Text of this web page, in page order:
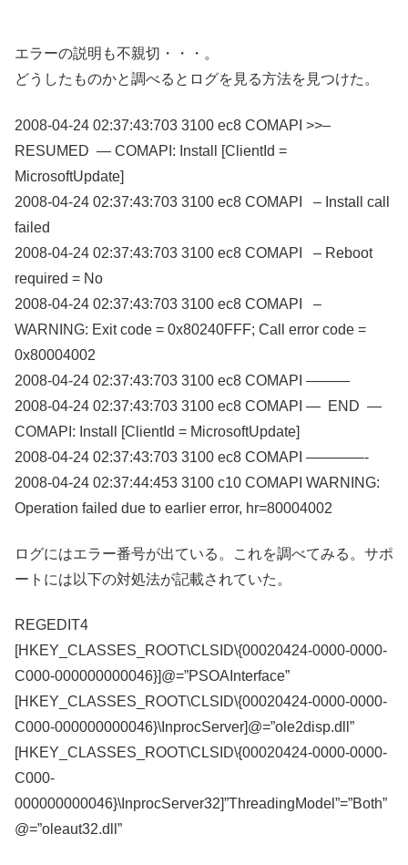
エラーの説明も不親切・・・。
どうしたものかと調べるとログを見る方法を見つけた。
2008-04-24 02:37:43:703 3100 ec8 COMAPI >>–
RESUMED — COMAPI: Install [ClientId =
MicrosoftUpdate]
2008-04-24 02:37:43:703 3100 ec8 COMAPI – Install call
failed
2008-04-24 02:37:43:703 3100 ec8 COMAPI – Reboot
required = No
2008-04-24 02:37:43:703 3100 ec8 COMAPI –
WARNING: Exit code = 0x80240FFF; Call error code =
0x80004002
2008-04-24 02:37:43:703 3100 ec8 COMAPI ———
2008-04-24 02:37:43:703 3100 ec8 COMAPI — END —
COMAPI: Install [ClientId = MicrosoftUpdate]
2008-04-24 02:37:43:703 3100 ec8 COMAPI ————-
2008-04-24 02:37:44:453 3100 c10 COMAPI WARNING:
Operation failed due to earlier error, hr=80004002
ログにはエラー番号が出ている。これを調べてみる。サポ
ートには以下の対処法が記載されていた。
REGEDIT4
[HKEY_CLASSES_ROOT\CLSID\{00020424-0000-0000-
C000-000000000046}]@=”PSOAInterface”
[HKEY_CLASSES_ROOT\CLSID\{00020424-0000-0000-
C000-000000000046}\InprocServer]@=”ole2disp.dll”
[HKEY_CLASSES_ROOT\CLSID\{00020424-0000-0000-
C000-
000000000046}\InprocServer32]”ThreadingModel”=”Both”
@=”oleaut32.dll”